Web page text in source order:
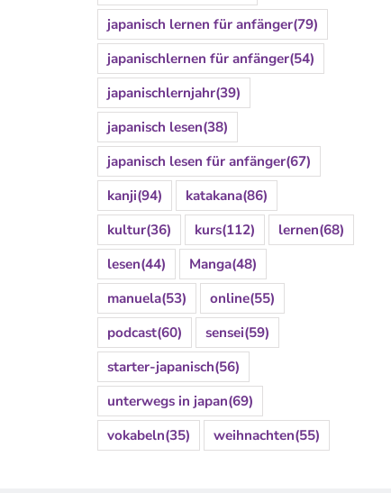
japanisch lernen für anfänger(79)
japanischlernen für anfänger(54)
japanischlernjahr(39)
japanisch lesen(38)
japanisch lesen für anfänger(67)
kanji(94) katakana(86)
kultur(36) kurs(112) lernen(68)
lesen(44) Manga(48)
manuela(53) online(55)
podcast(60) sensei(59)
starter-japanisch(56)
unterwegs in japan(69)
vokabeln(35) weihnachten(55)